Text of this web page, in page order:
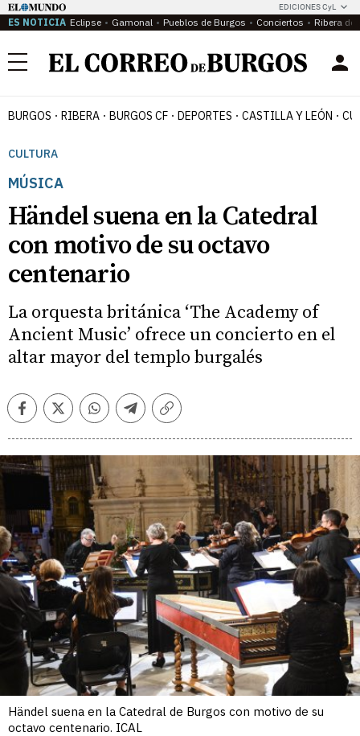
EDICIONES CyL
ES NOTICIA Eclipse Gamonal Pueblos de Burgos Conciertos Ribera del
Menú
BURGOS RIBERA BURGOS CF DEPORTES CASTILLA Y LEÓN
CULTURA
MÚSICA
Händel suena en la Catedral
con motivo de su octavo
centenario
La orquesta británica ‘The Academy of
Ancient Music’ ofrece un concierto en el
altar mayor del templo burgalés
FacebookTwitterWhatsappTelegramCopiar
Händel suena en la Catedral de Burgos con motivo de su
octavo centenario. ICAL